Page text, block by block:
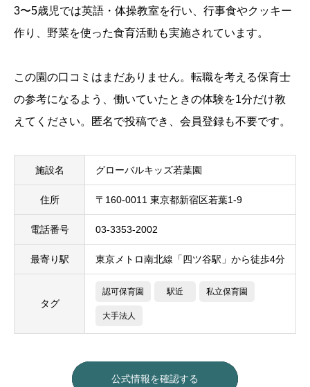
3〜5歳児では英語・体操教室を行い、行事食やクッキー
作り、野菜を使った食育活動も実施されています。
この園の口コミはまだありません。転職を考える保育士
の参考になるよう、働いていたときの体験を1分だけ教
えてください。匿名で投稿でき、会員登録も不要です。
施設名 グローバルキッズ若葉園
住所 〒160-0011 東京都新宿区若葉1-9
電話番号 03-3353-2002
最寄り駅 東京メトロ南北線「四ツ谷駅」から徒歩4分
タグ
認可保育園 駅近 私立保育園
大手法人
公式情報を確認する